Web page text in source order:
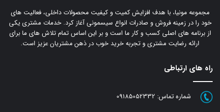
مجموعه مونیا، با هدف افزایش کمیت و کیفیت محصولات داخلی، فعالیت های
خود را در زمینه فروش و صادرات انواع سیسمونی آغاز کرد. خدمات مشتری یکی
از برنامه های اصلی کسب و کار ما است و بر این اساس تمام تلاش های ما برای
ارائه رضایت مشتری و تجربه خرید خوب در ذهن مشتریان عزیز است.
راه های ارتباطی
شماره تماس: 09185052332